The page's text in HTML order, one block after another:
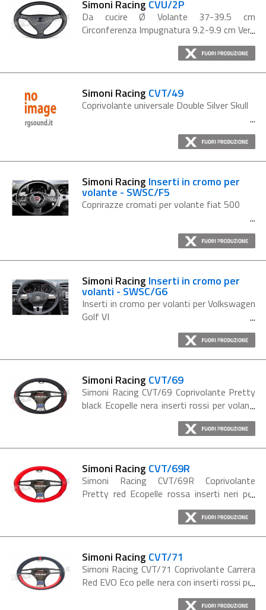
Simoni Racing CVU/2P
Da cucire Ø Volante 37-39.5 cm
Circonferenza Impugnatura 9.2-9.9 cm Vera
Simoni Racing CVT/49
Coprivolante universale Double Silver Skull
Simoni Racing Inserti in cromo per
volante - SWSC/F5
Coprirazze cromati per volante fiat 500
Simoni Racing Inserti in cromo per
volanti - SWSC/G6
Inserti in cromo per volanti per Volkswagen
Golf VI
Simoni Racing CVT/69
Simoni Racing CVT/69 Coprivolante Pretty
black Ecopelle nera inserti rossi per volanti
Simoni Racing CVT/69R
Simoni Racing CVT/69R Coprivolante
Pretty red Ecopelle rossa inserti neri per
volanti diametro 37-39cm
Simoni Racing CVT/71
Simoni Racing CVT/71 Coprivolante Carrera
Red EVO Eco pelle nera con inserti rossi per
volanti con diametro 37-39cm